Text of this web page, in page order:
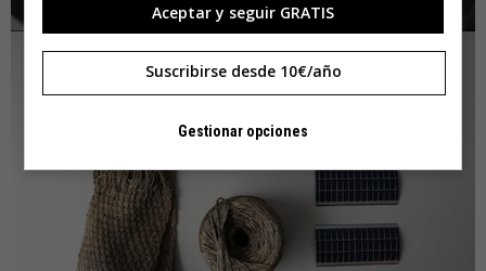
Aceptar y seguir GRATIS
Suscribirse desde 10€/año
Gestionar opciones